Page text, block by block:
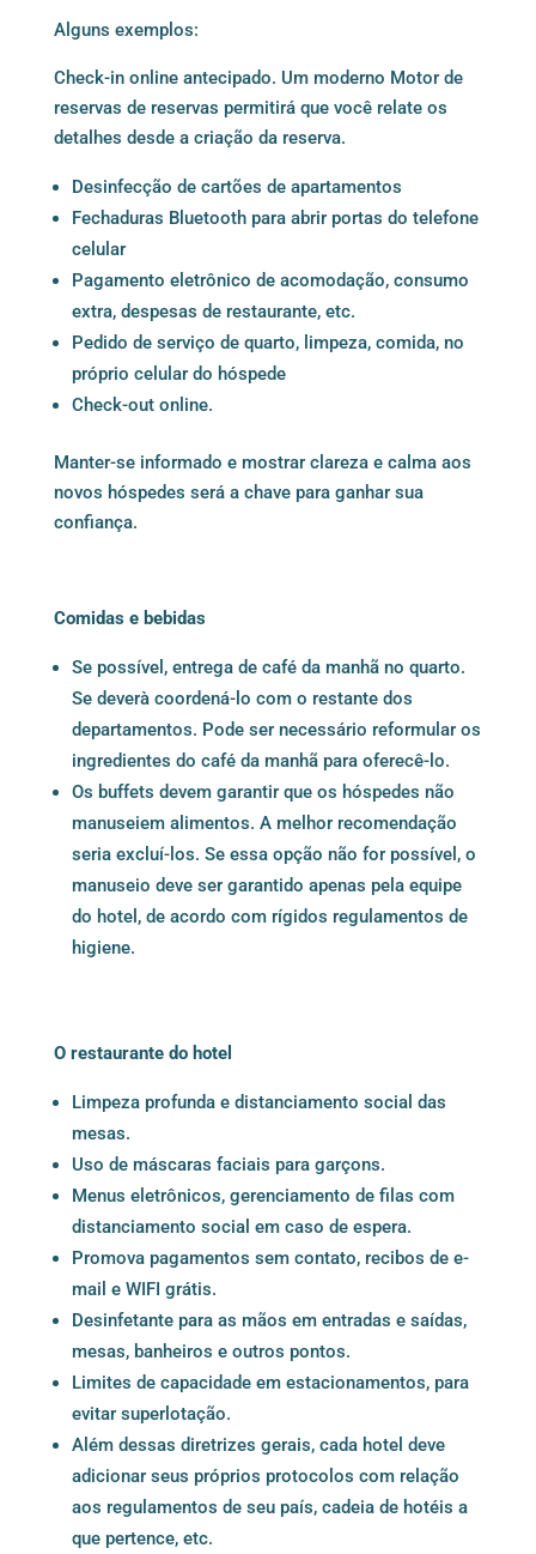
Alguns exemplos:
Check-in online antecipado. Um moderno Motor de
reservas de reservas permitirá que você relate os
detalhes desde a criação da reserva.
Desinfecção de cartões de apartamentos
Fechaduras Bluetooth para abrir portas do telefone
celular
Pagamento eletrônico de acomodação, consumo
extra, despesas de restaurante, etc.
Pedido de serviço de quarto, limpeza, comida, no
próprio celular do hóspede
Check-out online.
Manter-se informado e mostrar clareza e calma aos
novos hóspedes será a chave para ganhar sua
confiança.
Comidas e bebidas
Se possível, entrega de café da manhã no quarto.
Se deverà coordená-lo com o restante dos
departamentos. Pode ser necessário reformular os
ingredientes do café da manhã para oferecê-lo.
Os buffets devem garantir que os hóspedes não
manuseiem alimentos. A melhor recomendação
seria excluí-los. Se essa opção não for possível, o
manuseio deve ser garantido apenas pela equipe
do hotel, de acordo com rígidos regulamentos de
higiene.
O restaurante do hotel
Limpeza profunda e distanciamento social das
mesas.
Uso de máscaras faciais para garçons.
Menus eletrônicos, gerenciamento de filas com
distanciamento social em caso de espera.
Promova pagamentos sem contato, recibos de e-
mail e WIFI grátis.
Desinfetante para as mãos em entradas e saídas,
mesas, banheiros e outros pontos.
Limites de capacidade em estacionamentos, para
evitar superlotação.
Além dessas diretrizes gerais, cada hotel deve
adicionar seus próprios protocolos com relação
aos regulamentos de seu país, cadeia de hotéis a
que pertence, etc.